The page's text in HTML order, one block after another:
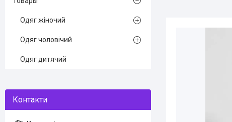
Одяг жіночий
Одяг чоловічий
Одяг дитячий